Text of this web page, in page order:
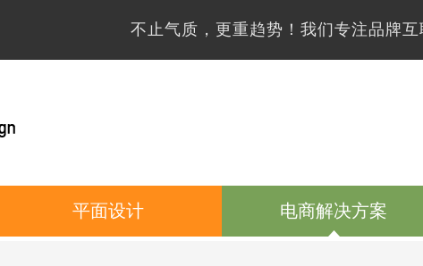
不止气质，更重趋势！我们专注品牌互
平面设计 电商解决方案